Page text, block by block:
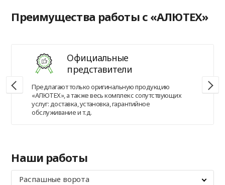
Преимущества работы с «АЛЮТЕХ»
Официальные
представители
Предлагают только оригинальную продукцию
«АЛЮТЕХ», а также весь комплекс сопутствующих
услуг: доставка, установка, гарантийное
обслуживание и т.д.
Наши работы
Распашные ворота